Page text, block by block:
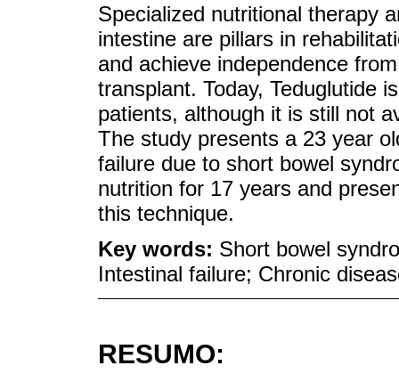
Specialized nutritional therapy
intestine are pillars in
and achieve independence
transplant. Today, Teduglutide
patients, although it is still not
The study presents a 23 year
failure due to short bowel
nutrition for 17 years and
this technique.
Key words: Short bowel
Intestinal failure; Chronic
RESUMO: